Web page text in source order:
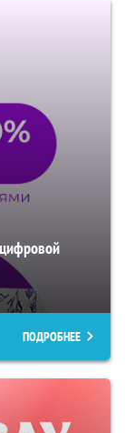
ПОДРОБНЕЕ